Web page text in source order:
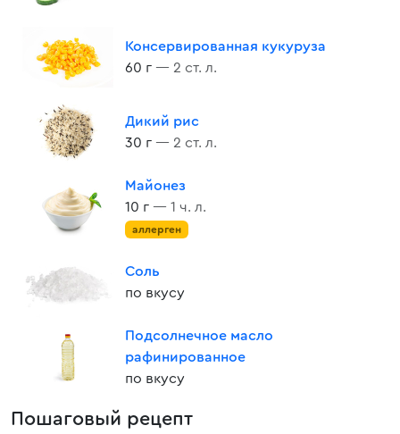
Консервированная кукуруза
60 г — 2 ст. л.
Дикий рис
30 г — 2 ст. л.
Майонез
10 г — 1 ч. л.
аллерген
Соль
по вкусу
Подсолнечное масло
рафинированное
по вкусу
Пошаговый рецепт